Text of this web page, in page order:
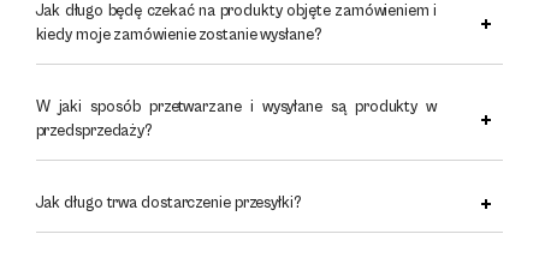
Jak długo będę czekać na produkty objęte zamówieniem i
kiedy moje zamówienie zostanie wysłane?
W jaki sposób przetwarzane i wysyłane są produkty w
przedsprzedaży?
Jak długo trwa dostarczenie przesyłki?